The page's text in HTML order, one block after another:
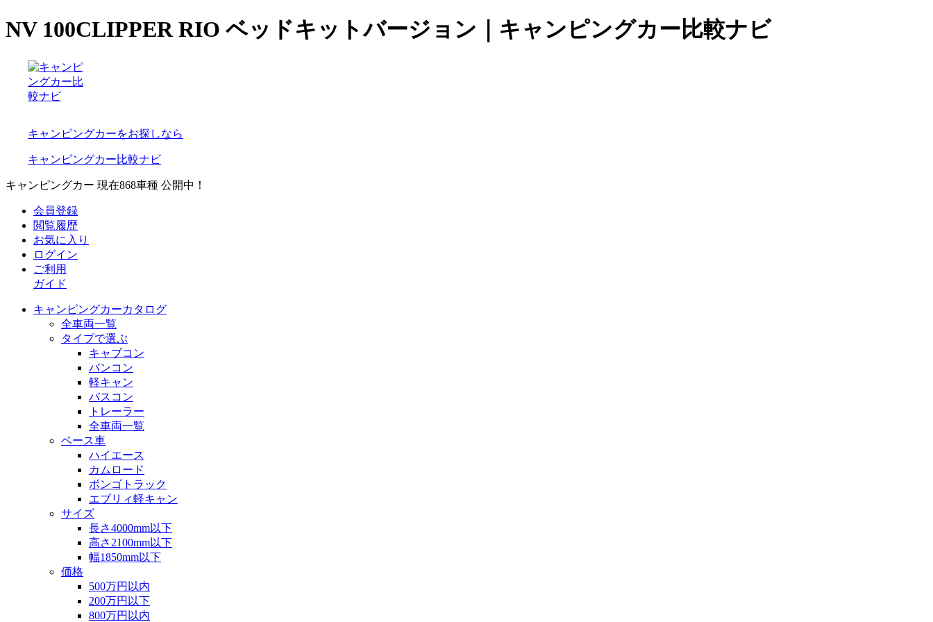
NV 100CLIPPER RIO ベッドキットバージョン｜キャンピングカー比較ナビ
キャンピングカーをお探しなら
キャンピングカー比較ナビ
キャンピングカー 現在868車種 公開中！
会員登録
閲覧履歴
お気に入り
ログイン
ご利用
ガイド
キャンピングカーカタログ
全車両一覧
タイプで選ぶ
キャブコン
バンコン
軽キャン
バスコン
トレーラー
全車両一覧
ベース車
ハイエース
カムロード
ボンゴトラック
エブリィ軽キャン
サイズ
長さ4000mm以下
高さ2100mm以下
幅1850mm以下
価格
500万円以内
200万円以下
800万円以内